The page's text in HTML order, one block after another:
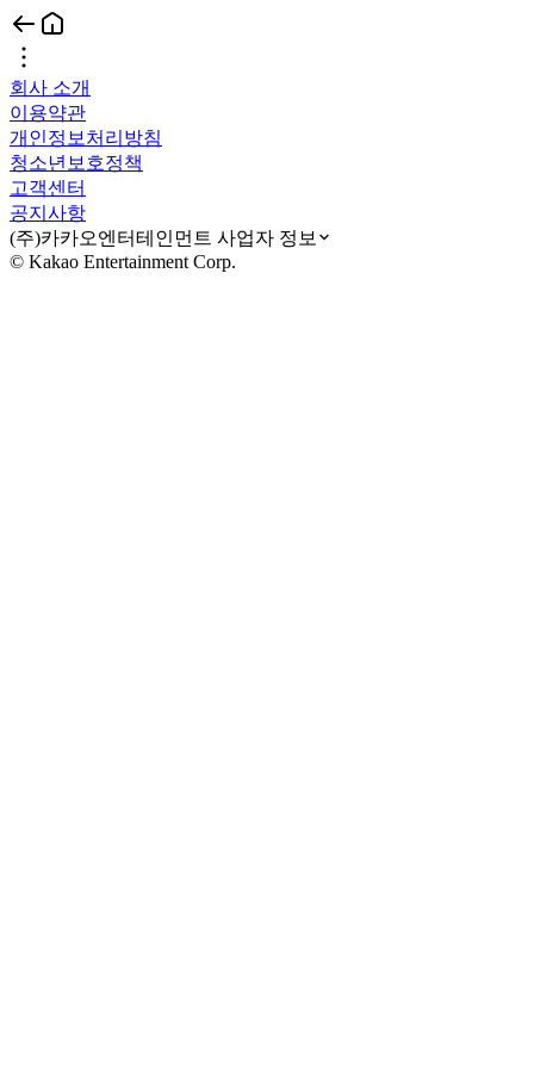
회사 소개
이용약관
개인정보처리방침
청소년보호정책
고객센터
공지사항
(주)카카오엔터테인먼트 사업자 정보
© Kakao Entertainment Corp.